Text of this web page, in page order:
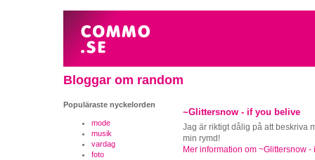
Bloggar om random
Populäraste nyckelorden
mode
musik
vardag
foto
~Glittersnow - if you belive
Jag är riktigt dålig på att beskriva
min rymd!
Mer information om ~Glittersnow -